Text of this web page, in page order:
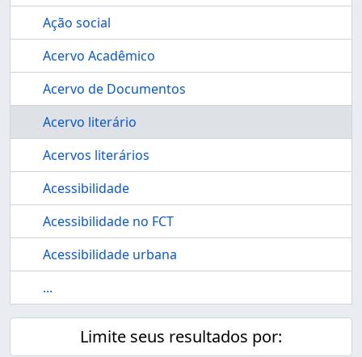
Ação social
Acervo Acadêmico
Acervo de Documentos
Acervo literário
Acervos literários
Acessibilidade
Acessibilidade no FCT
Acessibilidade urbana
...
Limite seus resultados por: